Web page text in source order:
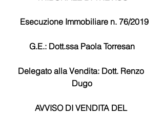
Esecuzione Immobiliare n. 76/2019
G.E.: Dott.ssa Paola Torresan
Delegato alla Vendita: Dott. Renzo
Dugo
AVVISO DI VENDITA DEL